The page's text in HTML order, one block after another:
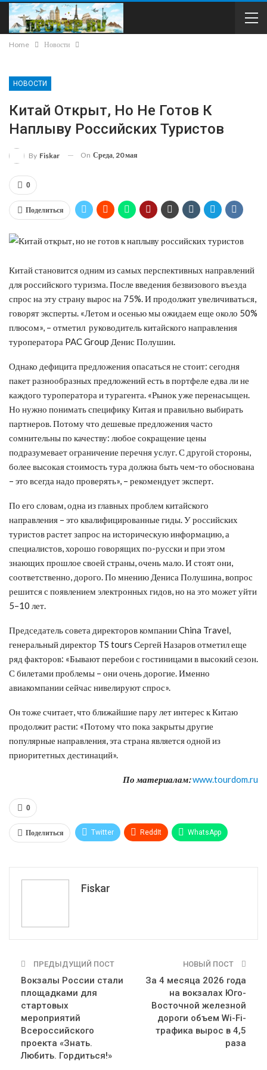
Home Новости
НОВОСТИ
Китай Открыт, Но Не Готов К
Наплыву Российских Туристов
By Fiskar On Среда, 20 мая
0
Поделиться
Китай становится одним из самых перспективных направлений
для российского туризма. После введения безвизового въезда
спрос на эту страну вырос на 75%. И продолжит увеличиваться,
говорят эксперты. «Летом и осенью мы ожидаем еще около 50%
плюсом», – отметил руководитель китайского направления
туроператора PAC Group Денис Полушин.
Однако дефицита предложения опасаться не стоит: сегодня
пакет разнообразных предложений есть в портфеле едва ли не
каждого туроператора и турагента. «Рынок уже перенасыщен.
Но нужно понимать специфику Китая и правильно выбирать
партнеров. Потому что дешевые предложения часто
сомнительны по качеству: любое сокращение цены
подразумевает ограничение перечня услуг. С другой стороны,
более высокая стоимость тура должна быть чем-то обоснована
– это всегда надо проверять», – рекомендует эксперт.
По его словам, одна из главных проблем китайского
направления – это квалифицированные гиды. У российских
туристов растет запрос на историческую информацию, а
специалистов, хорошо говорящих по-русски и при этом
знающих прошлое своей страны, очень мало. И стоят они,
соответственно, дорого. По мнению Дениса Полушина, вопрос
решится с появлением электронных гидов, но на это может уйти
5–10 лет.
Председатель совета директоров компании China Travel,
генеральный директор TS tours Сергей Назаров отметил еще
ряд факторов: «Бывают перебои с гостиницами в высокий сезон.
С билетами проблемы – они очень дорогие. Именно
авиакомпании сейчас нивелируют спрос».
Он тоже считает, что ближайшие пару лет интерес к Китаю
продолжит расти: «Потому что пока закрыты другие
популярные направления, эта страна является одной из
приоритетных дестинаций».
По материалам:www.tourdom.ru
0
Поделиться Twitter ReddIt WhatsApp
Fiskar
ПРЕДЫДУЩИЙ ПОСТ
Вокзалы России стали
площадками для
стартовых
мероприятий
Всероссийского
проекта «Знать.
Любить. Гордиться!»
НОВЫЙ ПОСТ
За 4 месяца 2026 года
на вокзалах Юго-
Восточной железной
дороги объем Wi-Fi-
трафика вырос в 4,5
раза